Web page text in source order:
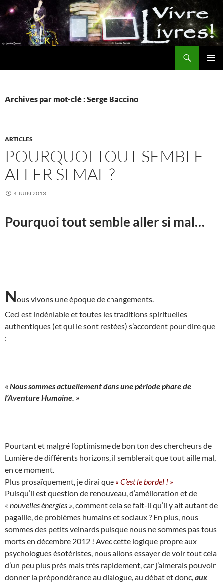
Aller
au
contenu
Archives par mot-clé : Serge Baccino
ARTICLES
POURQUOI TOUT SEMBLE
ALLER SI MAL ?
4 JUIN 2013
Pourquoi tout semble aller si mal…
Nous vivons une époque de changements.
Ceci est indéniable et toutes les traditions spirituelles
authentiques (et qui le sont restées) s’accordent pour dire que
:
« Nous sommes actuellement dans une période phare de
l’Aventure Humaine. »
Pourtant et malgré l’optimisme de bon ton des chercheurs de
Lumière de différents horizons, il semblerait que tout aille mal,
en ce moment.
Plus prosaïquement, je dirai que « C’est le bordel ! »
Puisqu’il est question de renouveau, d’amélioration et de
« nouvelles énergies » , comment cela se fait-il qu’il y ait autant de
pagaille, de problèmes humains et sociaux ? En plus, nous
sommes des petits veinards puisque nous ne sommes pas tous
morts en décembre 2012 ! Avec cette logique propre aux
psychologues ésotéristes, nous allons essayer de voir tout cela
d’un peu plus près mais très rapidement, car j’aimerais pouvoir
donner la prépondérance au dialogue, au débat et donc, aux